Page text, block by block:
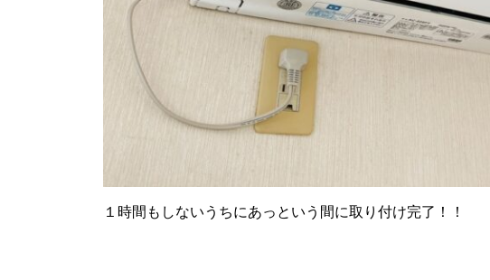
１時間もしないうちにあっという間に取り付け完了！！